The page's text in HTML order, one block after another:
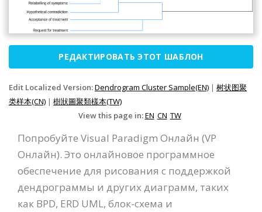
РЕДАКТИРОВАТЬ ЭТОТ ШАБЛОН
Edit Localized Version:Dendrogram Cluster Sample(EN) | 树状图聚
类样本(CN) | 樹狀圖聚類樣本(TW)
View this page in:EN CN TW
Попробуйте Visual Paradigm Онлайн (VP
Онлайн). Это онлайновое программное
обеспечение для рисования с поддержкой
дендрограммы и других диаграмм, таких
как BPD, ERD UML, блок-схема и